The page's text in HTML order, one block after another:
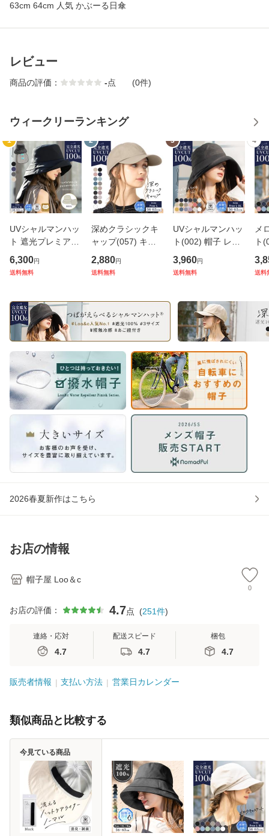
63cm 64cm 人気 かぶーる日傘
レビュー
商品の評価： -点 (0件)
ウィークリーランキング
1
UVシャルマンハッ
ト 遮光プレミアム
(282)帽子 レディ
ース 大きいサイズ
広 折りたたみ 自転
車でもあご紐
6,300円
送料無料
2
深めクラシックキ
ャップ(057) キャ
ップ 帽子 レディー
ス 大きいサイズ 完
け かぶーる日傘 母
の日
2,880円
送料無料
3
UVシャルマンハッ
ト(002) 帽子 レデ
ィース 大きいサイ
ズ 完全遮光 UVカ
かぶーる日傘(かぶ
る日傘)
3,960円
送料無料
4
メ
ト
ィ
ズ
ー
送料
2026春夏新作はこちら
お店の情報
帽子屋 Loo＆c
0
お店の評価： 4.7点 (251件)
連絡・応対
4.7
配送スピード
4.7
梱包
4.7
販売者情報 支払い方法 営業日カレンダー
類似商品と比較する
今見ている商品